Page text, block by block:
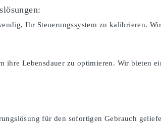
Ihr Steuerungssystem zu kalibrieren.
Lebensdauer zu optimieren. Wir bieten
für den sofortigen Gebrauch